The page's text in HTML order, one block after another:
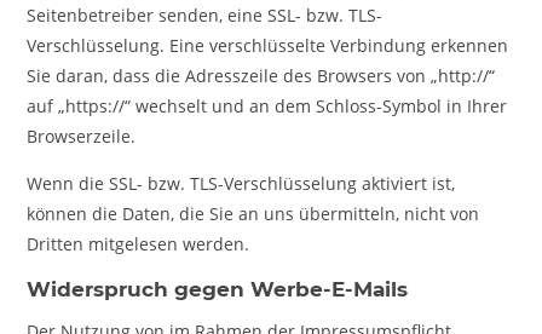
Seitenbetreiber senden, eine SSL- bzw. TLS-
Verschlüsselung. Eine verschlüsselte Verbindung erkennen
Sie daran, dass die Adresszeile des Browsers von „http://“
auf „https://“ wechselt und an dem Schloss-Symbol in Ihrer
Browserzeile.
Wenn die SSL- bzw. TLS-Verschlüsselung aktiviert ist,
können die Daten, die Sie an uns übermitteln, nicht von
Dritten mitgelesen werden.
Widerspruch gegen Werbe-E-Mails